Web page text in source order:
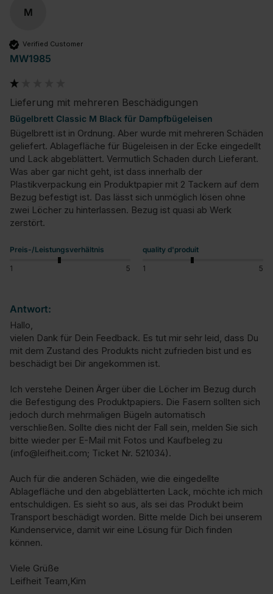
M
Verified Customer
MW1985
Lieferung mit mehreren Beschädigungen
Bügelbrett Classic M Black für Dampfbügeleisen
Bügelbrett ist in Ordnung. Aber wurde mit mehreren Schäden
geliefert. Ablagefläche für Bügeleisen in der Ecke eingedellt
und Lack abgeblättert. Vermutlich Schaden durch Lieferant.
Was aber gar nicht geht, ist dass innerhalb der
Plastikverpackung ein Produktpapier mit 2 Tackern auf dem
Bezug befestigt ist. Das lässt sich unmöglich lösen ohne
zwei Löcher zu hinterlassen. Bezug ist quasi ab Werk
zerstört.
Preis-/Leistungsverhältnis
1 5
quality d'produit
1 5
Antwort:
Hallo,
vielen Dank für Dein Feedback. Es tut mir sehr leid, dass Du
mit dem Zustand des Produkts nicht zufrieden bist und es
beschädigt bei Dir angekommen ist.
Ich verstehe Deinen Ärger über die Löcher im Bezug durch
die Befestigung des Produktpapiers. Die Fasern sollten sich
jedoch durch mehrmaligen Bügeln automatisch
verschließen. Sollte dies nicht der Fall sein, melden Sie sich
bitte wieder per E-Mail mit Fotos und Kaufbeleg zu
(info@leifheit.com; Ticket Nr. 521034).
Auch für die anderen Schäden, wie die eingedellte
Ablagefläche und den abgeblätterten Lack, möchte ich mich
entschuldigen. Es sieht so aus, als sei das Produkt beim
Transport beschädigt worden. Bitte melde Dich bei unserem
Kundenservice, damit wir eine Lösung für Dich finden
können.
Viele Grüße
Leifheit Team,Kim